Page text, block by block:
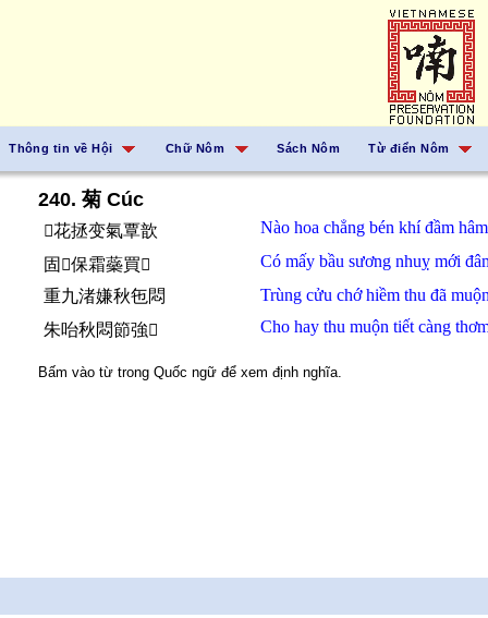
Thông tin về Hội Chữ Nôm Sách Nôm Từ điển Nôm
240. 菊 Cúc
𱜢花拯变氣覃歆 Nào hoa chẳng bén khíđầm
固𠇍保霜蘂買󰝡
Có mấy bầu sương nhuỵ mới
重九渚嫌秋㐌悶
Trùng cửu chớhiềm thu đã
朱咍秋悶節強𦹳
Cho hay thu muộn tiết càng
Bấm vào từ trong Quốc ngữ để xem định nghĩa.